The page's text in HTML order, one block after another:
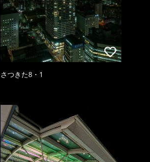
さつきた8・1